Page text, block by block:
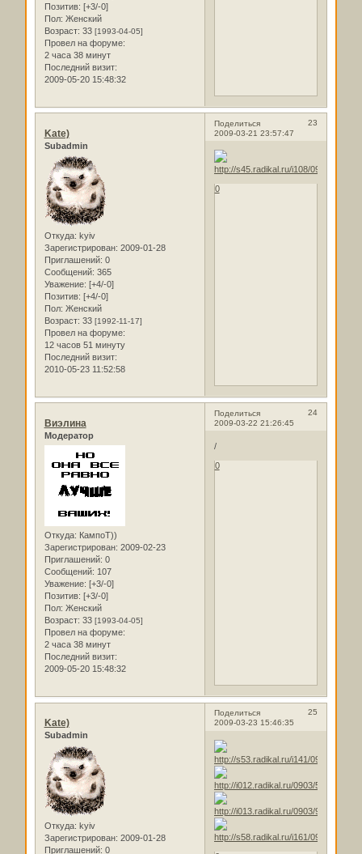
Позитив: [+3/-0]
Пол: Женский
Возраст: 33 [1993-04-05]
Провел на форуме:
2 часа 38 минут
Последний визит:
2009-05-20 15:48:32
Поделиться
23
2009-03-21 23:57:47
Kate)
Subadmin
Откуда: kyiv
Зарегистрирован: 2009-01-28
Приглашений: 0
Сообщений: 365
Уважение: [+4/-0]
Позитив: [+4/-0]
Пол: Женский
Возраст: 33 [1992-11-17]
Провел на форуме:
12 часов 51 минуту
Последний визит:
2010-05-23 11:52:58
0
Поделиться
24
2009-03-22 21:26:45
Виэлина
Модератор
Откуда: КампоТ))
Зарегистрирован: 2009-02-23
Приглашений: 0
Сообщений: 107
Уважение: [+3/-0]
Позитив: [+3/-0]
Пол: Женский
Возраст: 33 [1993-04-05]
Провел на форуме:
2 часа 38 минут
Последний визит:
2009-05-20 15:48:32
/
0
Поделиться
25
2009-03-23 15:46:35
Kate)
Subadmin
Откуда: kyiv
Зарегистрирован: 2009-01-28
Приглашений: 0